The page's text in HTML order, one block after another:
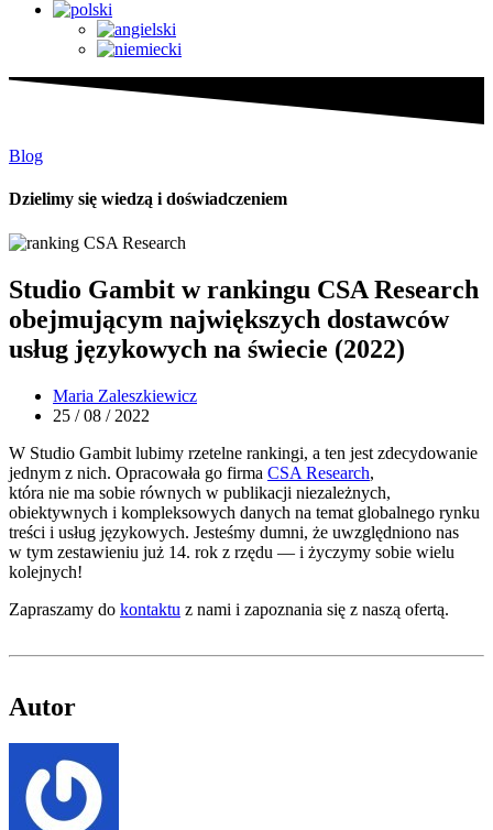
Blog
Dzielimy się wiedzą i doświadczeniem
Studio Gambit w rankingu CSA Research
obejmującym największych dostawców
usług językowych na świecie (2022)
Maria Zaleszkiewicz
25 / 08 / 2022
W Studio Gambit lubimy rzetelne rankingi, a ten jest zdecydowanie
jednym z nich. Opracowała go firma CSA Research,
która nie ma sobie równych w publikacji niezależnych,
obiektywnych i kompleksowych danych na temat globalnego rynku
treści i usług językowych. Jesteśmy dumni, że uwzględniono nas
w tym zestawieniu już 14. rok z rzędu — i życzymy sobie wielu
kolejnych!
Zapraszamy do kontaktu z nami i zapoznania się z naszą ofertą.
Autor